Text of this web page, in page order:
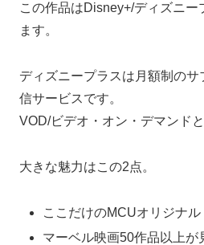
この作品はDisney+/ディズニー
ます。
ディズニープラスは月額制の
信サービスです。
VOD/ビデオ・オン・デマンドと
大きな魅力はこの2点。
ここだけのMCUオリジナ
マーベル映画50作品以上が